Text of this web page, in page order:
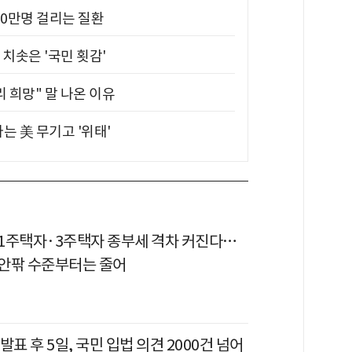
만명 걸리는 질환
솟은 '국민 횟감'
희망" 말 나온 이유
美 무기고 '위태'
주택자·3주택자 종부세 격차 커진다…
팎 수준부터는 줄어
표 후 5일, 국민 입법 의견 2000건 넘어